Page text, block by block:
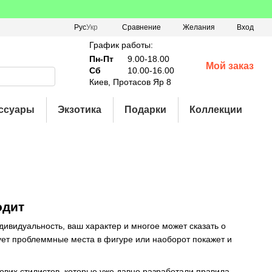
РусУкр Сравнение Желания Вход
График работы:
Пн-Пт
9.00-18.00
Сб
10.00-16.00
Киев, Протасов Яр 8
Мой заказ
Экзотика Подарки Коллекции
ваш характер и многое может сказать о
проблеммные места в фигуре или наоборот покажет и